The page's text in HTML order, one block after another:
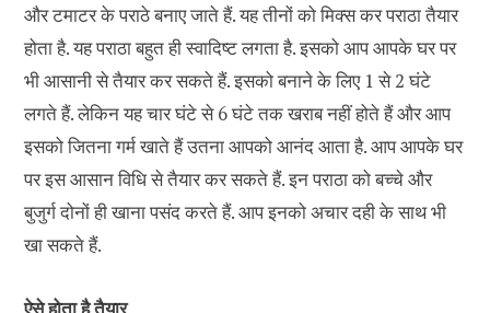
और टमाटर के पराठे बनाए जाते हैं. यह तीनों को मिक्स कर पराठा तैयार
होता है. यह पराठा बहुत ही स्वादिष्ट लगता है. इसको आप आपके घर पर
भी आसानी से तैयार कर सकते हैं. इसको बनाने के लिए 1 से 2 घंटे
लगते हैं. लेकिन यह चार घंटे से 6 घंटे तक खराब नहीं होते हैं और आप
इसको जितना गर्म खाते हैं उतना आपको आनंद आता है. आप आपके घर
पर इस आसान विधि से तैयार कर सकते हैं. इन पराठा को बच्चे और
बुजुर्ग दोनों ही खाना पसंद करते हैं. आप इनको अचार दही के साथ भी
खा सकते हैं.